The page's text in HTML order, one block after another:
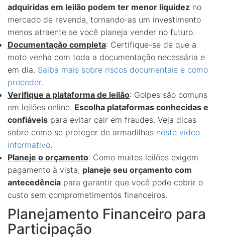
adquiridas em leilão podem ter menor liquidez no
mercado de revenda, tornando-as um investimento
menos atraente se você planeja vender no futuro.
Documentação completa: Certifique-se de que a
moto venha com toda a documentação necessária e
em dia. Saiba mais sobre riscos documentais e como
proceder.
Verifique a plataforma de leilão: Golpes são comuns
em leilões online. Escolha plataformas conhecidas e
confiáveis para evitar cair em fraudes. Veja dicas
sobre como se proteger de armadilhas neste vídeo
informativo.
Planeje o orçamento: Como muitos leilões exigem
pagamento à vista, planeje seu orçamento com
antecedência para garantir que você pode cobrir o
custo sem comprometimentos financeiros.
Planejamento Financeiro para
Participação